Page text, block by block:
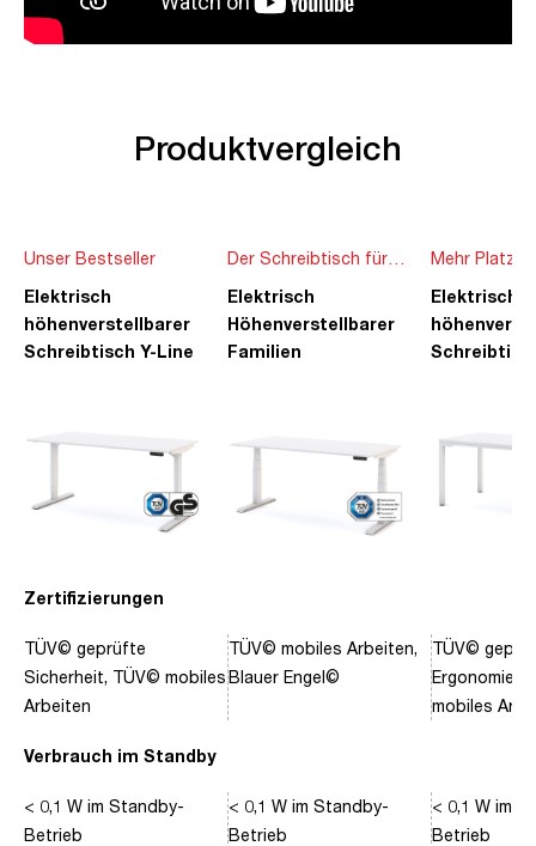
Produktvergleich
Zertifizierungen
Verbrauch im Standby
Unser Bestseller
Elektrisch
höhenverstellbarer
Schreibtisch Y-Line
TÜV© geprüfte
Sicherheit, TÜV© mobiles
Arbeiten
< 0,1 W im Standby-
Betrieb
Der Schreibtisch für
die ganze Familie
Elektrisch
Höhenverstellbarer
Familien
TÜV© mobiles Arbeiten,
Blauer Engel©
< 0,1 W im Standby-
Betrieb
Mehr Platz
Ideen
Elektrisch
TÜV©
Ergonomie,
mobiles
< 0,1 W im
Betrieb